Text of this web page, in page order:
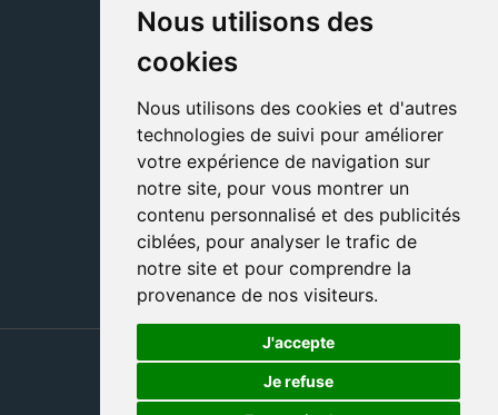
Nous utilisons des
cookies
Nous utilisons des cookies et d'autres
technologies de suivi pour améliorer
votre expérience de navigation sur
notre site, pour vous montrer un
contenu personnalisé et des publicités
ciblées, pour analyser le trafic de
notre site et pour comprendre la
provenance de nos visiteurs.
J'accepte
Je refuse
Espace client
Service consommateurs
Grille tarifaire
C.G.V
Programme parrainage
Devenir partenaire
Ozone, marque du Groupe Stelogy-Nomotech